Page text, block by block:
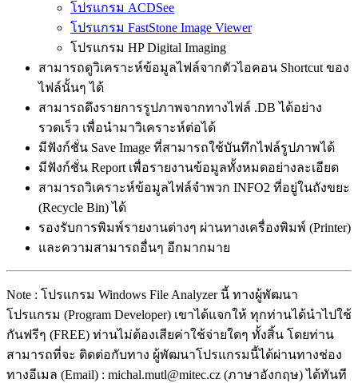
โปรแกรม ACDSee
โปรแกรม FastStone Image Viewer
โปรแกรม HP Digital Imaging
สามารถดูวิเคราะห์ข้อมูลไฟล์จากตัวไอคอน Shortcut ของ
ไฟล์นั้นๆ ได้
สามารถดึงรายการรูปภาพจากทางไฟล์ .DB ได้อย่าง
รวดเร็ว เพื่อนำมาวิเคราะห์ต่อได้
มีฟังก์ชั่น Save Image ที่สามารถใช้บันทึกไฟล์รูปภาพได้
มีฟังก์ชั่น Report เพื่อรายงานข้อมูลทั้งหมดอย่างละเอียด
สามารถวิเคราะห์ข้อมูลไฟล์จำพวก INFO2 ที่อยู่ในถังขยะ
(Recycle Bin) ได้
รองรับการพิมพ์รายงานต่างๆ ผ่านทางเครื่องพิมพ์ (Printer)
และความสามารถอื่นๆ อีกมากมาย
Note : โปรแกรม Windows File Analyzer นี้ ทางผู้พัฒนา
โปรแกรม (Program Developer) เขาได้แจกให้ ทุกท่านได้นำไปใช้
กันฟรีๆ (FREE) ท่านไม่ต้องเสียค่าใช้จ่ายใดๆ ทั้งสิ้น โดยท่าน
สามารถที่จะ ติดต่อกับทาง ผู้พัฒนาโปรแกรมนี้ได้ผ่านทางช่อง
ทางอีเมล (Email) : michal.mutl@mitec.cz (ภาษาอังกฤษ) ได้ทันที